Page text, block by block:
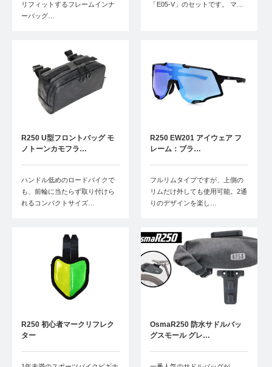
リフィットするフレームインナ
ーバッグ…
「E05-V」のセットです。 マ…
R250 U型フロントバッグ モ
ノトーンカモフラ…
ハンドル低めのロードバイクで
も、前輪に当たらず取り付けら
れるコンパクトサイズ…
R250 EW201 アイウェア フ
レーム：ブラ…
フルリムタイプですが、上側の
リムだけ外しても使用可能。2通
りのデザインを楽し…
R250 初心者マークリフレク
ター
OsmaR250 防水サドルバッ
グスモール グレ…